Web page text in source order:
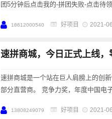
团5分钟后点击我的-拼团失败-点击待
18612000540 好项目 2021-
速拼商城，今日正式上线，
速拼商城是一个站在巨人肩膀上的创
部分直营商。 竞争力奖，年度中国电
13808249079 好项目 2021-